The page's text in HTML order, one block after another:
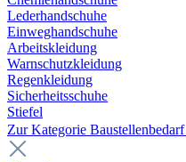
Lederhandschuhe
Einweghandschuhe
Arbeitskleidung
Warnschutzkleidung
Regenkleidung
Sicherheitsschuhe
Stiefel
Zur Kategorie Baustellenbedarf